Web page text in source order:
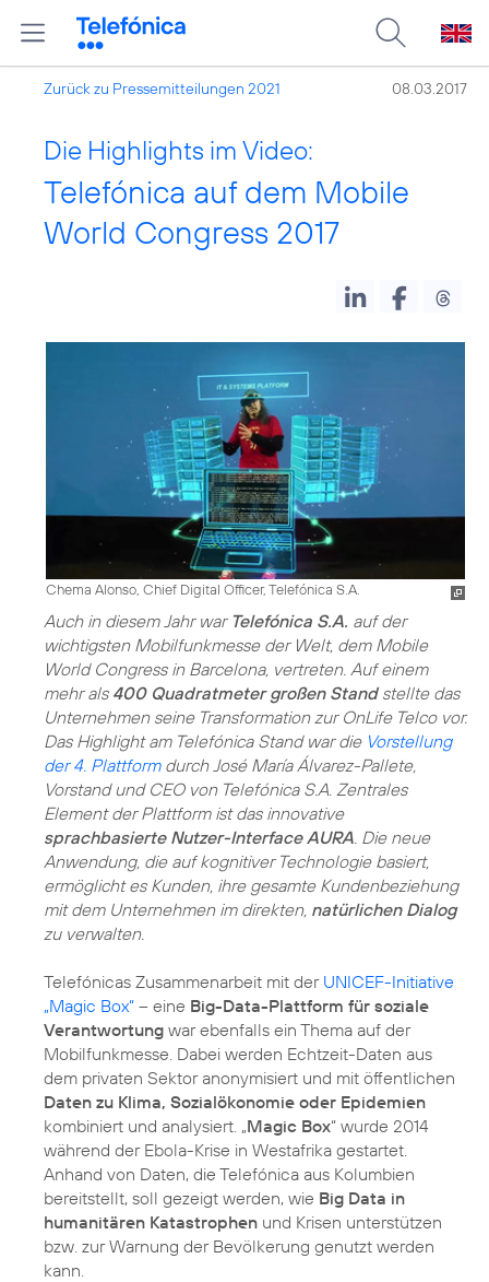
Zurück zu Pressemitteilungen 2021 08.03.2017
Die Highlights im Video:
Telefónica auf dem Mobile
World Congress 2017
Chema Alonso, Chief Digital Officer, Telefónica S.A.
Auch in diesem Jahr war Telefónica S.A. auf der
wichtigsten Mobilfunkmesse der Welt, dem Mobile
World Congress in Barcelona, vertreten. Auf einem
mehr als 400 Quadratmeter großen Standstellte das
Unternehmen seine Transformation zur OnLife Telco vor.
Das Highlight am Telefónica Stand war die Vorstellung
der 4. Plattformdurch José María Álvarez-Pallete,
Vorstand und CEO von Telefónica S.A. Zentrales
Element der Plattform ist das innovative
sprachbasierte Nutzer-Interface AURA . Die neue
Anwendung, die auf kognitiver Technologie basiert,
ermöglicht es Kunden, ihre gesamte Kundenbeziehung
mit dem Unternehmen im direkten, natürlichen Dialog
zu verwalten.
Telefónicas Zusammenarbeit mit der UNICEF-Initiative
„Magic Box“ – eine Big-Data-Plattform für soziale
Verantwortung war ebenfalls ein Thema auf der
Mobilfunkmesse. Dabei werden Echtzeit-Daten aus
dem privaten Sektor anonymisiert und mit öffentlichen
Daten zu Klima, Sozialökonomie oder Epidemien
kombiniert und analysiert. „Magic Box“ wurde 2014
während der Ebola-Krise in Westafrika gestartet.
Anhand von Daten, die Telefónica aus Kolumbien
bereitstellt, soll gezeigt werden, wie Big Data in
humanitären Katastrophen und Krisen unterstützen
bzw. zur Warnung der Bevölkerung genutzt werden
kann.